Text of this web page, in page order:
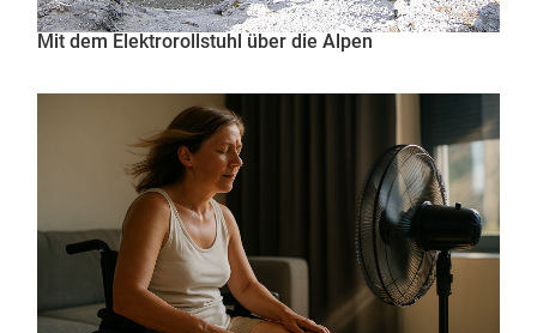
Mit dem Elektrorollstuhl über die Alpen